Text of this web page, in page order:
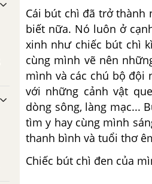
Cái bút chì đã trở thành
biết nữa. Nó luôn ở
xinh như chiếc bút chì
cùng mình vẽ nên
mình và các chú bộ đội
với những cảnh vật
dòng sông, làng mạc...
tìm y hay cùng mình
thanh bình và tuổi thơ
Chiếc bút chì đen của